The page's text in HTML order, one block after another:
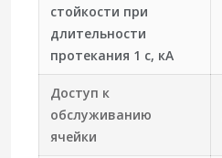
стойкости при
длительности
протекания 1 с, кА
Доступ к
обслуживанию
ячейки